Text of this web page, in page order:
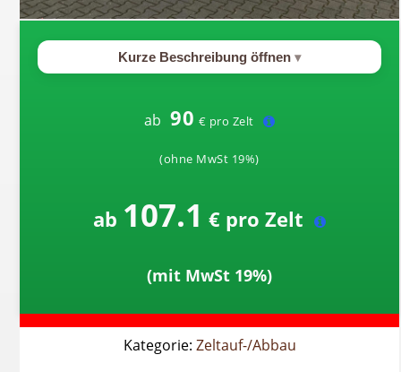
Kurze Beschreibung öffnen
ab 90 € pro Zelt
(ohne MwSt 19%)
ab 107.1 € pro Zelt
(mit MwSt 19%)
Kategorie: Zeltauf-/Abbau